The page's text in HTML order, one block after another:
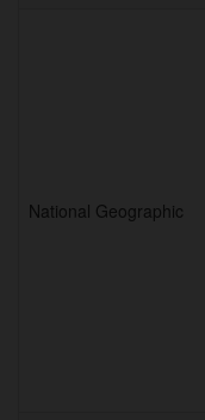
National Geographic